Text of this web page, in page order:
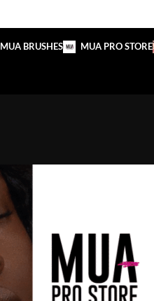
MUA BRUSHES MUA PRO STORE